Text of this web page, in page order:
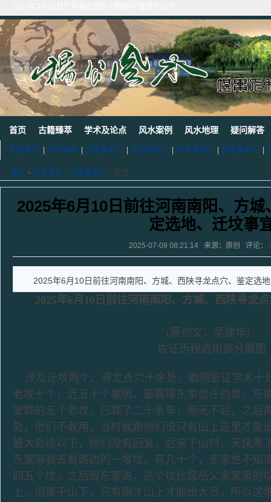
2011年4月底在江西丰城地区一农村里断验老阳宅风水吉凶（二）
2011年5月初应福建晋江东家邀请堪察调整阳宅风水布局
2011年5月底应广西玉林地区东家邀请断验堪察阳宅风水
2011年应广西巴马东家邀请堪察断验阳宅风水吉凶
《葬 书》注 解
广西南宁地区一葬地水聚天心
广西巴马一龙穴形局
杨公风水--山形之贵人拱手
2010年9月在广西容县为李喜中的亲戚找到的龙穴图
首页 古籍臻萃 学术及论点 风水案例 风水地理 疑问解答
阳宅案例 阴宅案例 阳宅案例二 阴宅案例二 阳宅案例三 阴宅案例三
首页 > 风水案例 > 阴宅案例三 > 正文
2025年6月10日前往河南南阳、方
定选地、迁坟事
2025-07-09 08:21:14 来源：原创 评论： 0
2025年6月10日前往河南南阳、方城、西陕寻龙点穴、鉴定选
2025年6月10日前往河南南阳、方城、西陕寻龙
(原创文：吴建华）
佐证历程选用部分展图
涉及迁坟两个、寻龙点穴十余处、勘测鉴证学术十
老坟十个，近五十个案例。最赢得东家信任的是，东
安葬的五个老坟，已葬了二十余年，断无不验，之后
处，他们不敢用，当时我跟他们说只有山上这里才能
最大处级以下，他们没有回复，后来下山时，天快黑
东家带我去看路边的一堆坟，有几十个，东家也不知
四五个坟，之后跟东家说，这个坟比您岳父亲家里的
上，但属于山下，只有刚才山上才能出大员，所以这